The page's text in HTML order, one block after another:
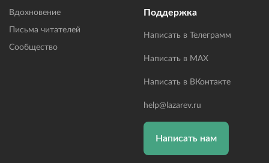
Вдохновение
Письма читателей
Сообщество
Поддержка
Написать в Телеграмм
Написать в MAX
Написать в ВКонтакте
help@lazarev.ru
Написать нам